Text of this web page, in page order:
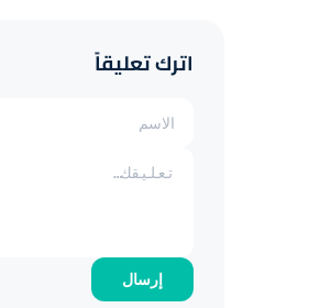
اترك تعليقاً
إرسال